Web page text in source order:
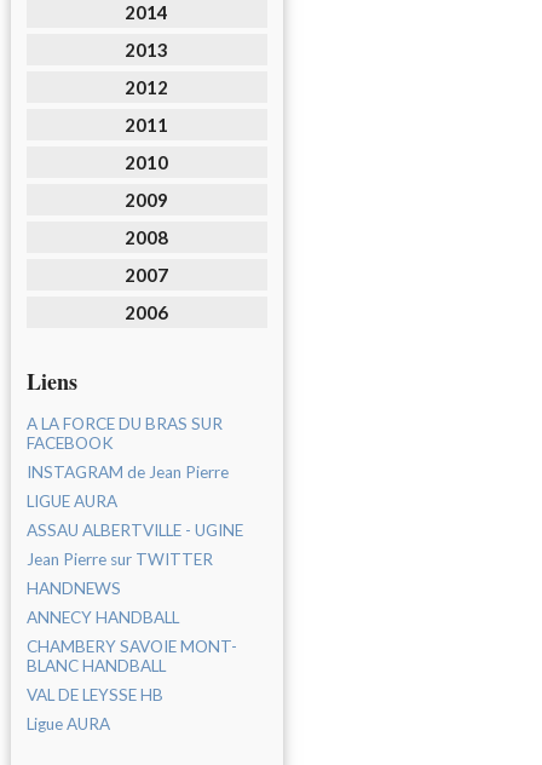
2014
2013
2012
2011
2010
2009
2008
2007
2006
Liens
A LA FORCE DU BRAS SUR
FACEBOOK
INSTAGRAM de Jean Pierre
LIGUE AURA
ASSAU ALBERTVILLE - UGINE
Jean Pierre sur TWITTER
HANDNEWS
ANNECY HANDBALL
CHAMBERY SAVOIE MONT-
BLANC HANDBALL
VAL DE LEYSSE HB
Ligue AURA